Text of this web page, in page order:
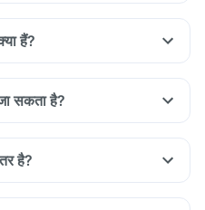
हैं?
सकता है?
है?